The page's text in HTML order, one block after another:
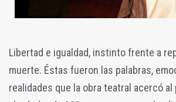
Libertad e igualdad, instinto frente a
muerte. Éstas fueron las palabras,
realidades que la obra teatral acercó al